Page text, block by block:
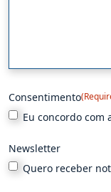
Consentimento
Eu concordo com
Newsletter
Quero receber